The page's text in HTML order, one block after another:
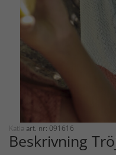
Katia art. nr: 091616
Beskrivning